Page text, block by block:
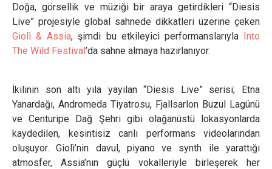
Doğa, görsellik ve müziği bir araya getirdikleri “Diesis
Live” projesiyle global sahnede dikkatleri üzerine çeken
Giolì & Assia, şimdi bu etkileyici performanslarıyla Into
The Wild Festival’da sahne almaya hazırlanıyor.
İkilinin son altı yıla yayılan “Diesis Live” serisi; Etna
Yanardağı, Andromeda Tiyatrosu, Fjallsarlon Buzul Lagünü
ve Centuripe Dağ Şehri gibi olağanüstü lokasyonlarda
kaydedilen, kesintisiz canlı performans videolarından
oluşuyor. Giolì’nin davul, piyano ve synth ile yarattığı
atmosfer, Assia’nın güçlü vokalleriyle birleşerek her